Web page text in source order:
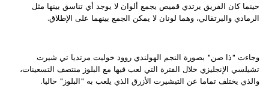
حينما كان الفريق يرتدي قميص يجمع ألوان لا يوجد أي تناسق بينها مثل
الرمادي والبرتقالي، وهما لونان لا يمكن الجمع بينهما على الإطلاق.
وجاءت "ذا صن" بصورة النجم الهولندي روود خوليت مرتديا تي شيرت
تشيلسي الإنجليزي خلال الفترة التي لعب فيها مع البلوز منتصف التسعينات،
والذي يختلف تماما عن التيشيرت الأزرق الذي يلعب به "البلوز" حاليا.